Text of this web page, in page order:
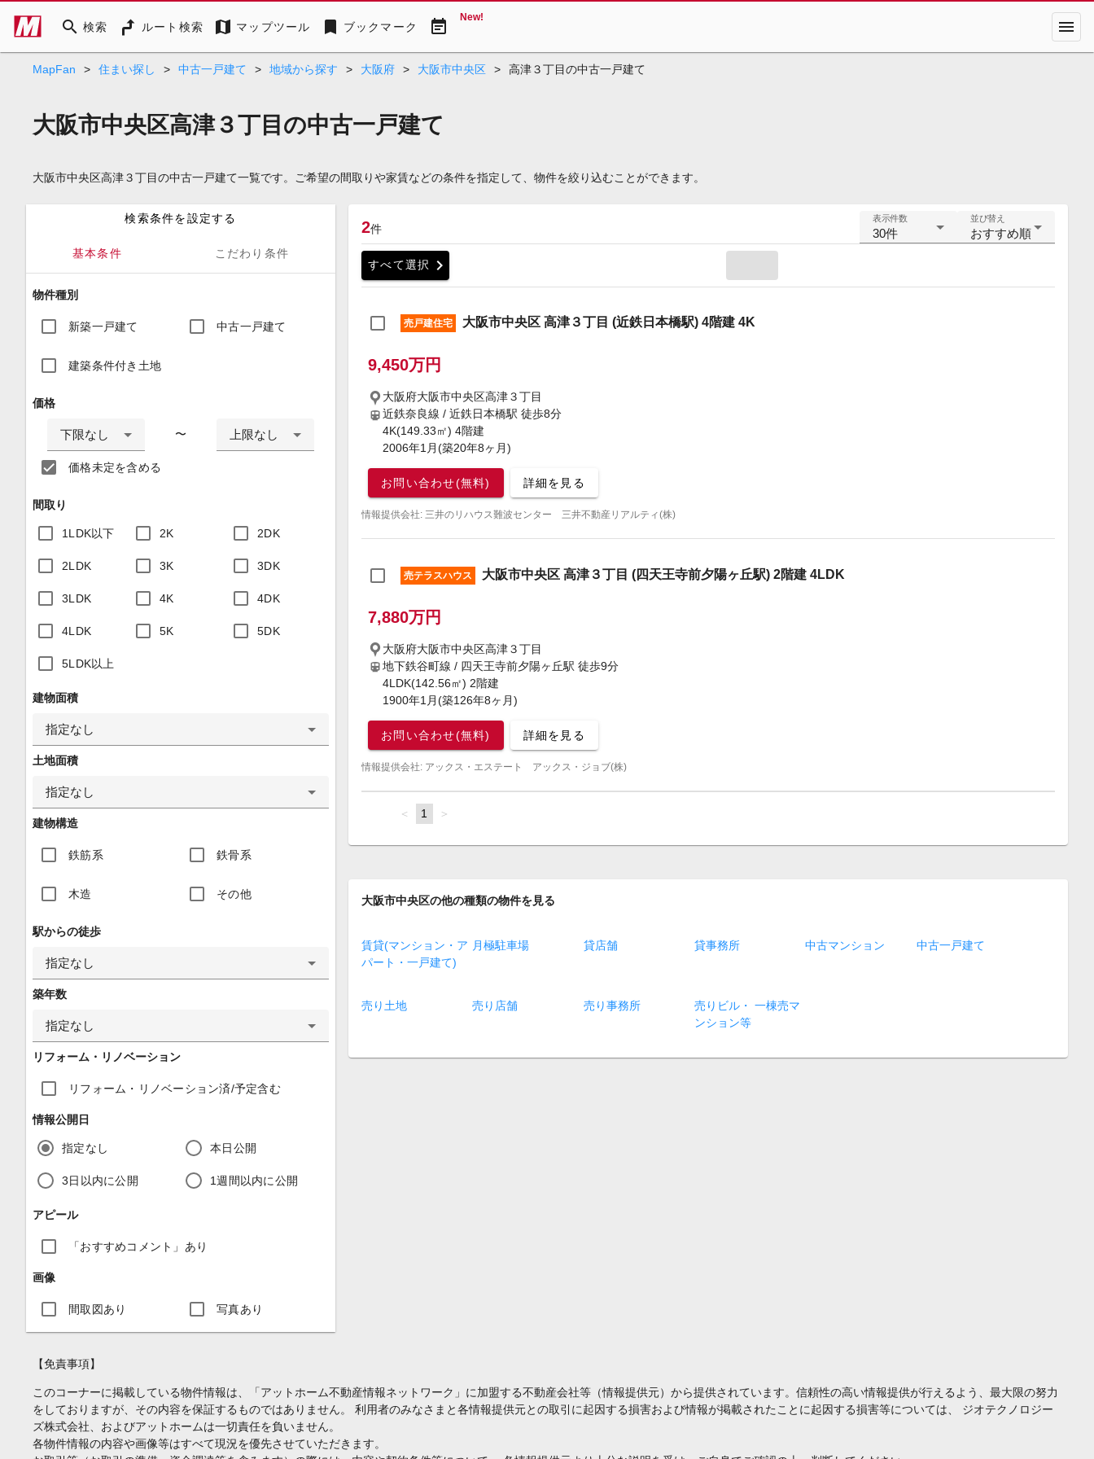
search 検索 ルート検索 map マップツール bookmark ブックマーク event_note New! menu
MapFan > 住まい探し > 中古一戸建て > 地域から探す > 大阪府 > 大阪市中央区 > 高津３丁目の中古一戸建て
大阪市中央区高津３丁目の中古一戸建て
大阪市中央区高津３丁目の中古一戸建て一覧です。ご希望の間取りや家賃などの条件を指定して、物件を絞り込むことができます。
検索条件を設定する
基本条件 こだわり条件
物件種別
新築一戸建て 中古一戸建て
建築条件付き土地
価格
下限なし 〜 上限なし
価格未定を含める
間取り
1LDK以下 2K 2DK
2LDK 3K 3DK
3LDK 4K 4DK
4LDK 5K 5DK
5LDK以上
建物面積
指定なし
土地面積
指定なし
建物構造
鉄筋系 鉄骨系
木造 その他
駅からの徒歩
指定なし
築年数
指定なし
リフォーム・リノベーション
リフォーム・リノベーション済/予定含む
情報公開日
指定なし 本日公開
3日以内に公開 1週間以内に公開
アピール
「おすすめコメント」あり
画像
間取図あり 写真あり
2件
表示件数
30件
並び替え
おすすめ順
すべて選択 chevron_right
売戸建住宅 大阪市中央区 高津３丁目 (近鉄日本橋駅) 4階建 4K
9,450万円
大阪府大阪市中央区高津３丁目
近鉄奈良線 / 近鉄日本橋駅 徒歩8分
4K(149.33㎡) 4階建
2006年1月(築20年8ヶ月)
お問い合わせ(無料) 詳細を見る
情報提供会社: 三井のリハウス難波センター 三井不動産リアルティ(株)
売テラスハウス 大阪市中央区 高津３丁目 (四天王寺前夕陽ヶ丘駅) 2階建 4LDK
7,880万円
大阪府大阪市中央区高津３丁目
地下鉄谷町線 / 四天王寺前夕陽ヶ丘駅 徒歩9分
4LDK(142.56㎡) 2階建
1900年1月(築126年8ヶ月)
お問い合わせ(無料) 詳細を見る
情報提供会社: アックス・エステート アックス・ジョブ(株)
page
You're
page
1 page
大阪市中央区の他の種類の物件を見る
賃貸(マンション・ア
パート・一戸建て)
月極駐車場 貸店舗 貸事務所 中古マンション 中古一戸建て
売り土地 売り店舗 売り事務所
売りビル・ 一棟売マ
ンション等
【免責事項】
このコーナーに掲載している物件情報は、「アットホーム不動産情報ネットワーク」に加盟する不動産会社等（情報提供元）から提供されています。信頼性の高い情報提供が行えるよう、最大限の努力
をしておりますが、その内容を保証するものではありません。 利用者のみなさまと各情報提供元との取引に起因する損害および情報が掲載されたことに起因する損害等については、 ジオテクノロジー
ズ株式会社、およびアットホームは一切責任を負いません。
各物件情報の内容や画像等はすべて現況を優先させていただきます。